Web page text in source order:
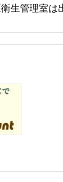
雲保健所